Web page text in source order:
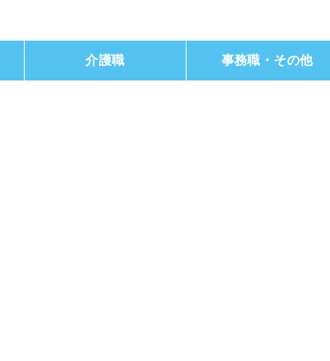
介護職 事務職・その他